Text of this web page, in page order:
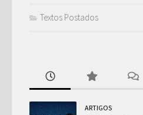
Textos Postados
ARTIGOS